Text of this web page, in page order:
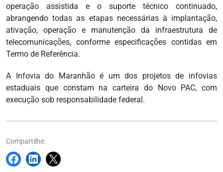
operação assistida e o suporte técnico continuado,
abrangendo todas as etapas necessárias à implantação,
ativação, operação e manutenção da infraestrutura de
telecomunicações, conforme especificações contidas em
Termo de Referência.
A Infovia do Maranhão é um dos projetos de infovias
estaduais que constam na carteira do Novo PAC, com
execução sob responsabilidade federal.
Compartilhe: